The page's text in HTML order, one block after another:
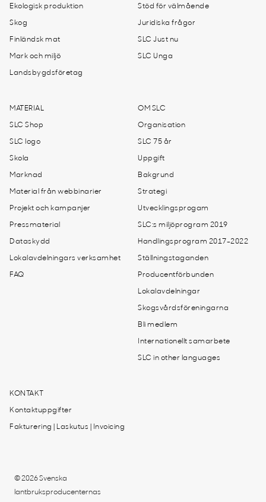
Ekologisk produktion
Skog
Finländsk mat
Mark och miljö
Landsbygdsföretag
Stöd för välmående
Juridiska frågor
SLC Just nu
SLC Unga
MATERIAL
SLC Shop
SLC logo
Skola
Marknad
Material från webbinarier
Projekt och kampanjer
Pressmaterial
Dataskydd
Lokalavdelningars verksamhet
FAQ
OM SLC
Organisation
SLC 75 år
Uppgift
Bakgrund
Strategi
Utvecklingsprogam
SLC:s miljöprogram 2019
Handlingsprogram 2017-2022
Ställningstaganden
Producentförbunden
Lokalavdelningar
Skogsvårdsföreningarna
Bli medlem
Internationellt samarbete
SLC in other languages
KONTAKT
Kontaktuppgifter
Fakturering | Laskutus | Invoicing
© 2026 Svenska
lantbruksproducenternas